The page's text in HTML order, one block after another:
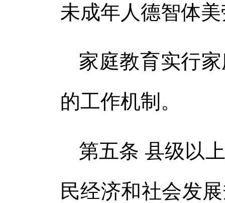
未成年人德智体
家庭教育实行
的工作机制。
第五条 县级以
民经济和社会发